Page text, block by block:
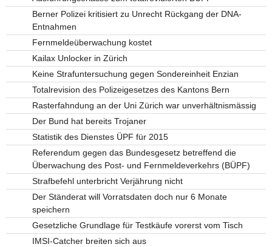
Berner Polizei kritisiert zu Unrecht Rückgang der DNA-
Entnahmen
Fernmeldeüberwachung kostet
Kailax Unlocker in Zürich
Keine Strafuntersuchung gegen Sondereinheit Enzian
Totalrevision des Polizeigesetzes des Kantons Bern
Rasterfahndung an der Uni Zürich war unverhältnismässig
Der Bund hat bereits Trojaner
Statistik des Dienstes ÜPF für 2015
Referendum gegen das Bundesgesetz betreffend die
Überwachung des Post- und Fernmeldeverkehrs (BÜPF)
Strafbefehl unterbricht Verjährung nicht
Der Ständerat will Vorratsdaten doch nur 6 Monate
speichern
Gesetzliche Grundlage für Testkäufe vorerst vom Tisch
IMSI-Catcher breiten sich aus